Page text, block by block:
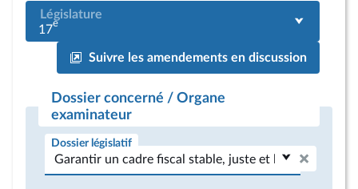
Législature
17e
Suivre les amendements en discussion
Dossier concerné / Organe
examinateur
Dossier législatif